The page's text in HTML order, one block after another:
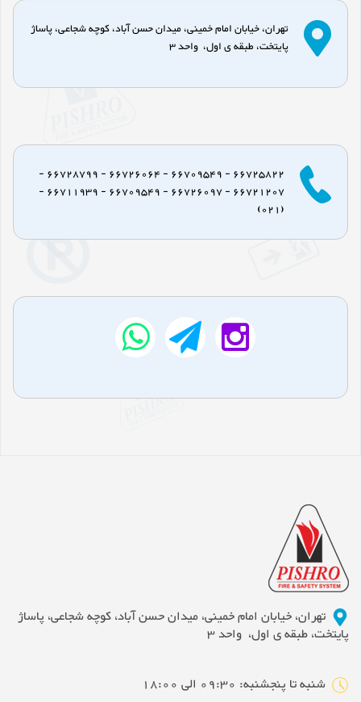
تهران، خیابان امام خمینی، میدان حسن آباد، کوچه شجاعی، پاساژ
پایتخت، طبقه ی اول، واحد 3
66725822 - 66709549 - 66726064 - 66728799 -
66721207 - 66726097 - 66709549 - 66711939 -
(021)
تهران، خیابان امام خمینی، میدان حسن آباد، کوچه شجاعی، پاساژ
پایتخت، طبقه ی اول، واحد 3
شنبه تا پنجشنبه: 09:30 الی 18:00